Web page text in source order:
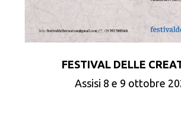
FESTIVAL DELLE
Assisi 8 e 9 ottobre